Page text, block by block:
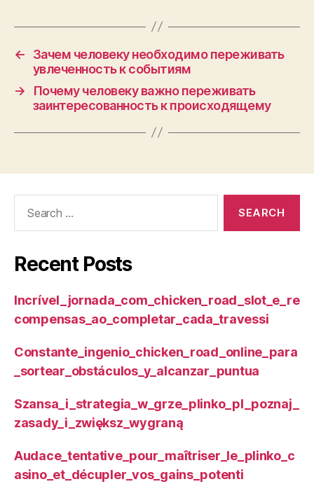
←
Зачем человеку необходимо переживать
увлеченность к событиям
→
Почему человеку важно переживать
заинтересованность к происходящему
Recent Posts
Incrível_jornada_com_chicken_road_slot_e_re
compensas_ao_completar_cada_travessi
Constante_ingenio_chicken_road_online_para
_sortear_obstáculos_y_alcanzar_puntua
Szansa_i_strategia_w_grze_plinko_pl_poznaj_
zasady_i_zwiększ_wygraną
Audace_tentative_pour_maîtriser_le_plinko_c
asino_et_décupler_vos_gains_potenti